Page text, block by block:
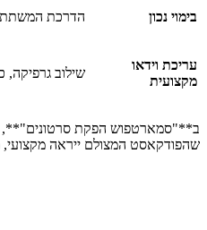
בימוי נכון הדרכת
עריכת וידאו
מקצועית
שילוב גרפיקה,
ב**"סמארטפוש הפקת סרטונים"**,
שהפודקאסט המצולם ייראה מקצועי,